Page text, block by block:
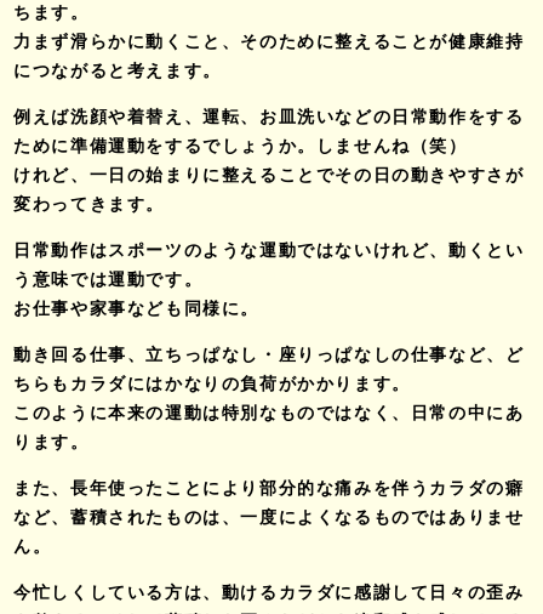
ちます。
力まず滑らかに動くこと、そのために整えることが健康維持
につながると考えます。
例えば洗顔や着替え、運転、お皿洗いなどの日常動作をする
ために準備運動をするでしょうか。しませんね（笑）
けれど、一日の始まりに整えることでその日の動きやすさが
変わってきます。
日常動作はスポーツのような運動ではないけれど、動くとい
う意味では運動です。
お仕事や家事なども同様に。
動き回る仕事、立ちっぱなし・座りっぱなしの仕事など、ど
ちらもカラダにはかなりの負荷がかかります。
このように本来の運動は特別なものではなく、日常の中にあ
ります。
また、長年使ったことにより部分的な痛みを伴うカラダの癖
など、蓄積されたものは、一度によくなるものではありませ
ん。
今忙しくしている方は、動けるカラダに感謝して日々の歪み